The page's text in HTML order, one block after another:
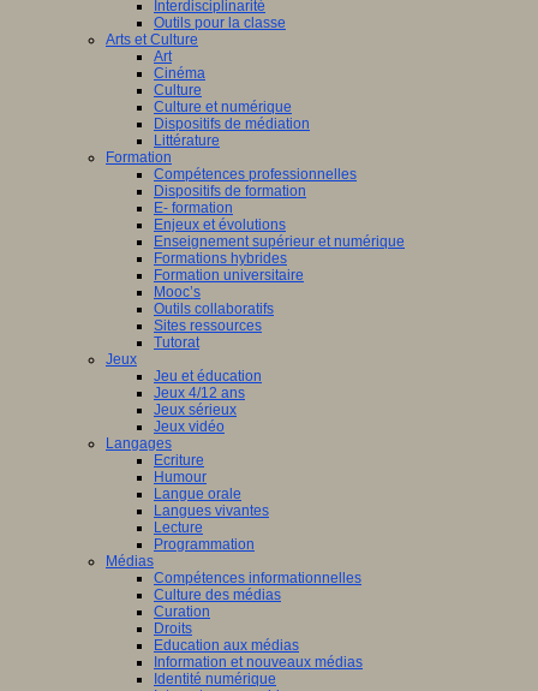
Interdisciplinarité
Outils pour la classe
Arts et Culture
Art
Cinéma
Culture
Culture et numérique
Dispositifs de médiation
Littérature
Formation
Compétences professionnelles
Dispositifs de formation
E- formation
Enjeux et évolutions
Enseignement supérieur et numérique
Formations hybrides
Formation universitaire
Mooc’s
Outils collaboratifs
Sites ressources
Tutorat
Jeux
Jeu et éducation
Jeux 4/12 ans
Jeux sérieux
Jeux vidéo
Langages
Ecriture
Humour
Langue orale
Langues vivantes
Lecture
Programmation
Médias
Compétences informationnelles
Culture des médias
Curation
Droits
Education aux médias
Information et nouveaux médias
Identité numérique